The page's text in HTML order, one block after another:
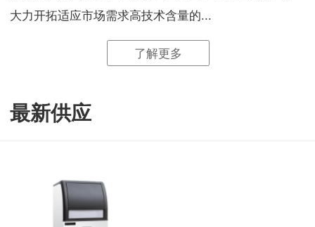
大力开拓适应市场需求高技术含量的...
了解更多
最新供应